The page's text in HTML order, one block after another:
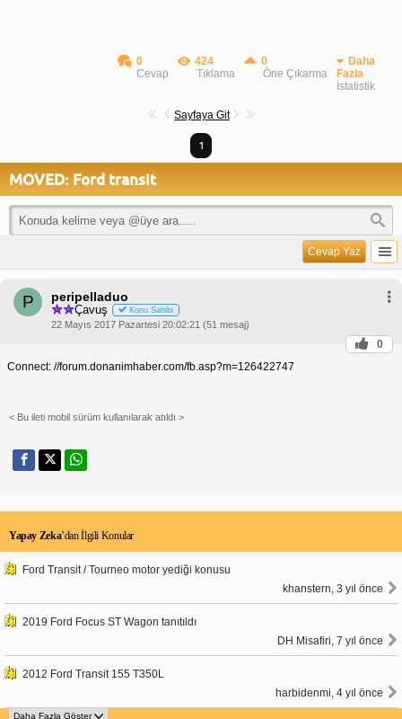
0
Cevap
424
Tıklama
0
Öne Çıkarma
Daha
Fazla
İstatistik
Sayfaya Git
1
MOVED: Ford transit
Cevap Yaz
P peripelladuo
Çavuş Konu Sahibi
22 Mayıs 2017 Pazartesi 20:02:21 (51 mesaj)
0
Connect: //forum.donanimhaber.com/fb.asp?m=126422747
< Bu ileti mobil sürüm kullanılarak atıldı >
Yapay Zeka’dan İlgili Konular
Ford Transit / Tourneo motor yediği konusu
khanstern, 3 yıl önce
2019 Ford Focus ST Wagon tanıtıldı
DH Misafiri, 7 yıl önce
2012 Ford Transit 155 T350L
harbidenmi, 4 yıl önce